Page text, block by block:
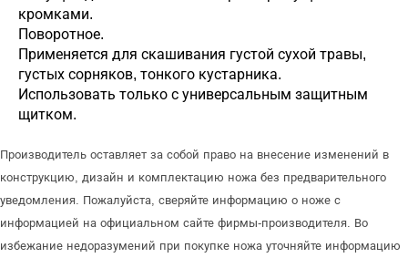
кромками.
Поворотное.
Применяется для скашивания густой сухой травы,
густых сорняков, тонкого кустарника.
Использовать только с универсальным защитным
щитком.
Производитель оставляет за собой право на внесение изменений в
конструкцию, дизайн и комплектацию ножа без предварительного
уведомления. Пожалуйста, сверяйте информацию о ноже с
информацией на официальном сайте фирмы-производителя. Во
избежание недоразумений при покупке ножа уточняйте информацию